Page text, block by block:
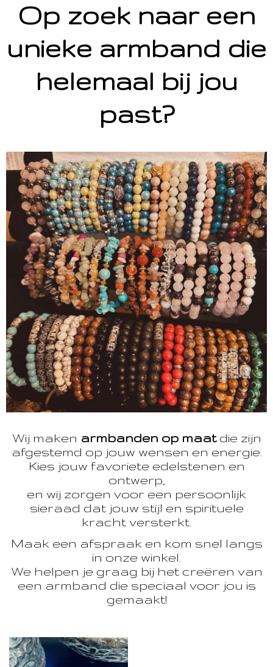
Op zoek naar een
unieke armband die
helemaal bij jou
past?
Wij maken armbanden op maatdie zijn
afgestemd op jouw wensen en energie.
Kies jouw favoriete edelstenen en
ontwerp,
en wij zorgen voor een persoonlijk
sieraad dat jouw stijl en spirituele
kracht versterkt.
Maak een afspraak en kom snel langs
in onze winkel.
We helpen je graag bij het creëren van
een armband die speciaal voor jou is
gemaakt!